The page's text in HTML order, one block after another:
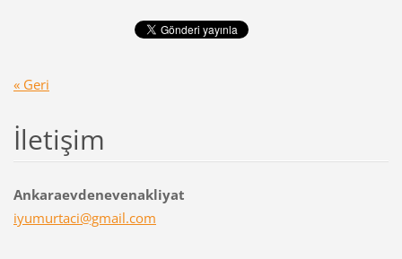
« Geri
İletişim
Ankaraevdenevenakliyat
iyumurtaci@gmail.com